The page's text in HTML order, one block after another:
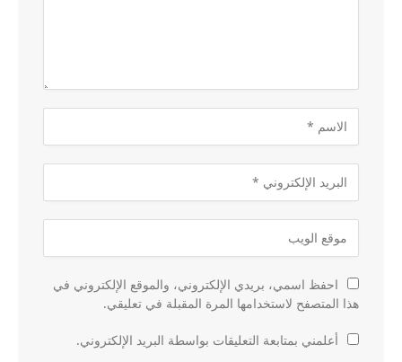
احفظ اسمي، بريدي الإلكتروني، والموقع الإلكتروني في
هذا المتصفح لاستخدامها المرة المقبلة في تعليقي.
أعلمني بمتابعة التعليقات بواسطة البريد الإلكتروني.